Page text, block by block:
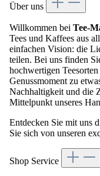
Über uns
Willkommen bei Tee-
Tees und Kaffees aus
einfachen Vision: die
teilen. Bei uns finden
hochwertigen
Genussmoment zu
Nachhaltigkeit und die
Mittelpunkt unseres
Entdecken Sie mit uns
Sie sich von unseren
Shop Service